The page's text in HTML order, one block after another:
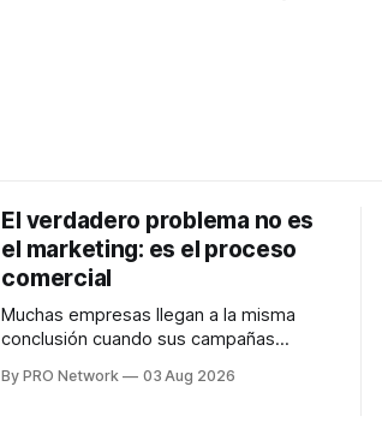
El verdadero problema no es
el marketing: es el proceso
comercial
Muchas empresas llegan a la misma
conclusión cuando sus campañas
marketing no funciona". Sin embargo,
By PRO Network 03 Aug 2026